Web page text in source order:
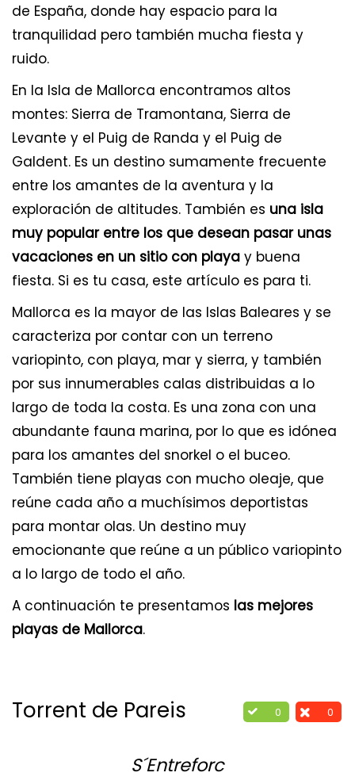
de España, donde hay espacio para la
tranquilidad pero también mucha fiesta y
ruido.
En la Isla de Mallorca encontramos altos
montes: Sierra de Tramontana, Sierra de
Levante y el Puig de Randa y el Puig de
Galdent. Es un destino sumamente frecuente
entre los amantes de la aventura y la
exploración de altitudes. También es una isla
muy popular entre los que desean pasar unas
vacaciones en un sitio con playa y buena
fiesta. Si es tu casa, este artículo es para ti.
Mallorca es la mayor de las Islas Baleares y se
caracteriza por contar con un terreno
variopinto, con playa, mar y sierra, y también
por sus innumerables calas distribuidas a lo
largo de toda la costa. Es una zona con una
abundante fauna marina, por lo que es idónea
para los amantes del snorkel o el buceo.
También tiene playas con mucho oleaje, que
reúne cada año a muchísimos deportistas
para montar olas. Un destino muy
emocionante que reúne a un público variopinto
a lo largo de todo el año.
A continuación te presentamos las mejores
playas de Mallorca.
0 0
Torrent de Pareis
S´Entreforc